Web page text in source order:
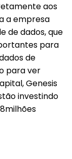
aos
a empresa
de dados, que
para
de
para ver
Genesis
investindo